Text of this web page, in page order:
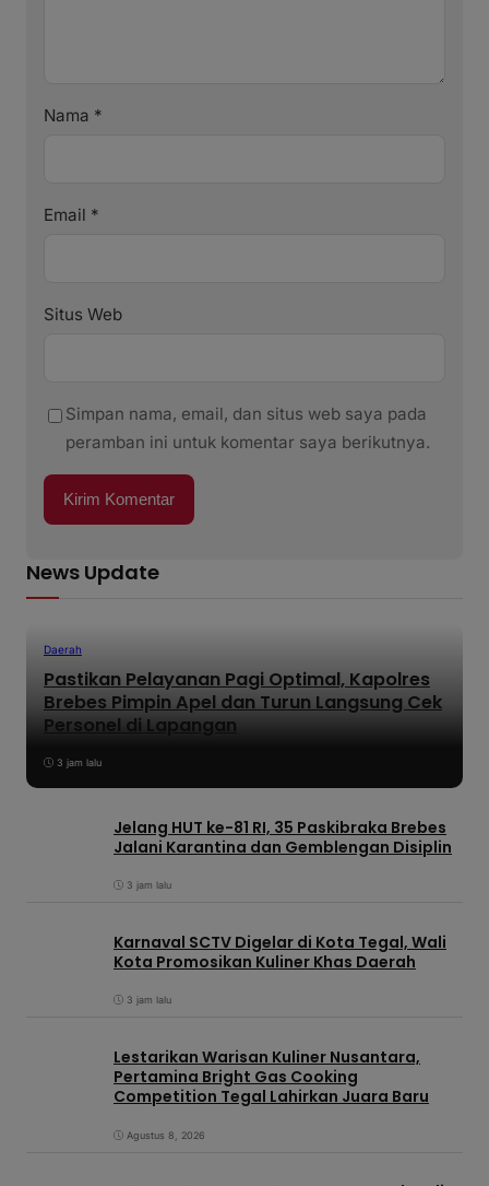
Nama *
Email *
Situs Web
Simpan nama, email, dan situs web saya pada
peramban ini untuk komentar saya berikutnya.
News Update
Daerah
Pastikan Pelayanan Pagi Optimal, Kapolres
Brebes Pimpin Apel dan Turun Langsung Cek
Personel di Lapangan
3 jam lalu
Jelang HUT ke-81 RI, 35 Paskibraka Brebes
Jalani Karantina dan Gemblengan Disiplin
3 jam lalu
Karnaval SCTV Digelar di Kota Tegal, Wali
Kota Promosikan Kuliner Khas Daerah
3 jam lalu
Lestarikan Warisan Kuliner Nusantara,
Pertamina Bright Gas Cooking
Competition Tegal Lahirkan Juara Baru
Agustus 8, 2026